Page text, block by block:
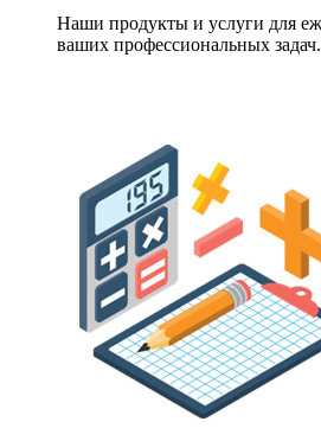
Наши продукты и услуги для
ваших профессиональных задач.